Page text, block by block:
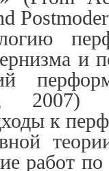
и
2007)
к
работ